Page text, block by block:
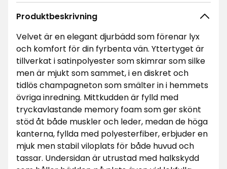
Produktbeskrivning
Velvet är en elegant djurbädd som förenar lyx
och komfort för din fyrbenta vän. Yttertyget är
tillverkat i satinpolyester som skimrar som silke
men är mjukt som sammet, i en diskret och
tidlös champagneton som smälter in i hemmets
övriga inredning. Mittkudden är fylld med
tryckavlastande memory foam som ger skönt
stöd åt både muskler och leder, medan de höga
kanterna, fyllda med polyesterfiber, erbjuder en
mjuk men stabil viloplats för både huvud och
tassar. Undersidan är utrustad med halkskydd